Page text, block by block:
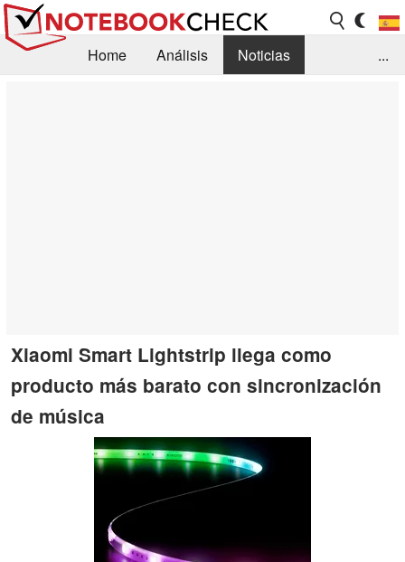
Home Análisis
Noticias
...
Xiaomi Smart Lightstrip llega como
producto más barato con sincronización
de música